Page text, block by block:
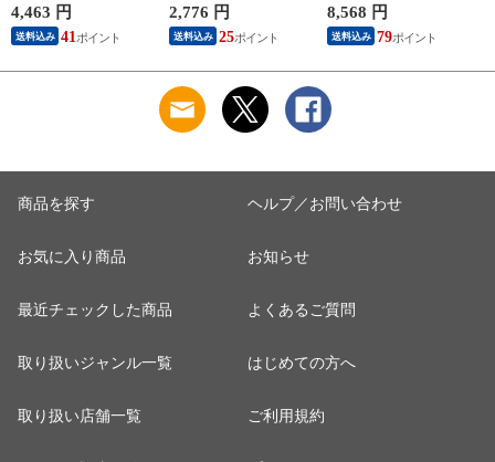
とめ買い) アサヒ 炭
酸水 無糖炭酸 強炭
酸 プレーン 送料無
4,463 円
送料込み 41
酸水 無糖炭酸 強炭
酸 プレーン 送料無
料 エコ
2,776 円
送料込み 25
い) お茶 トクホ 特保
特定保健用食品
8,568 円
送料込み 79
商品を探す
お気に入り商品
最近チェックした商品
取り扱いジャンル一覧
取り扱い店舗一覧
ヘルプ／お問い合わせ
お知らせ
よくあるご質問
はじめての方へ
ご利用規約